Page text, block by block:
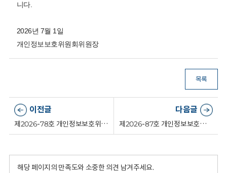
니다.
2026년 7월 1일
개인정보보호위원회위원장
목록
이전글
제2026-78호 개인정보보호위원회 일반임기제 전산주사(디지털포렌식) 서류전형 합격자 및 면접시험 일정 공고
다음글
제2026-87호 개인정보보호위원회 일반임기제 서기관(조사3팀장) 채용 최종 합격자 공고
해당 페이지의 만족도와 소중한 의견 남겨주세요.